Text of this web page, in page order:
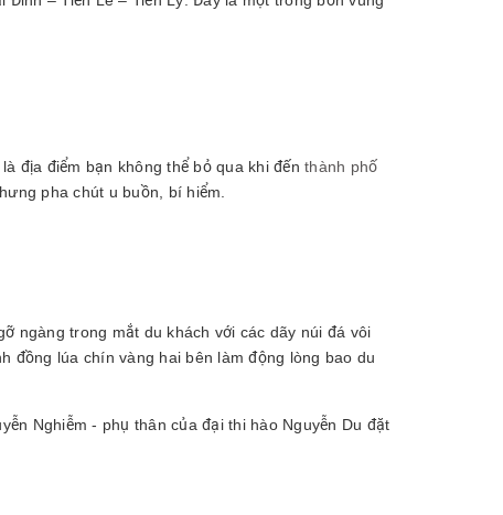
địa điểm bạn không thể bỏ qua khi đến thành phố
pha chút u buồn, bí hiểm.
ngàng trong mắt du khách với các dãy núi đá vôi
đồng lúa chín vàng hai bên làm động lòng bao du
Nghiễm - phụ thân của đại thi hào Nguyễn Du đặt